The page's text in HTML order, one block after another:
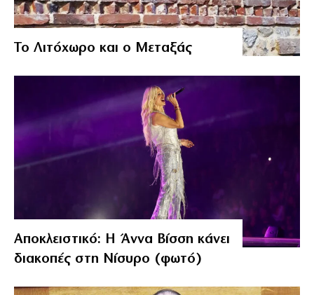
Το Λιτόχωρο και ο Μεταξάς
Αποκλειστικό: Η Άννα Βίσση κάνει
διακοπές στη Νίσυρο (φωτό)